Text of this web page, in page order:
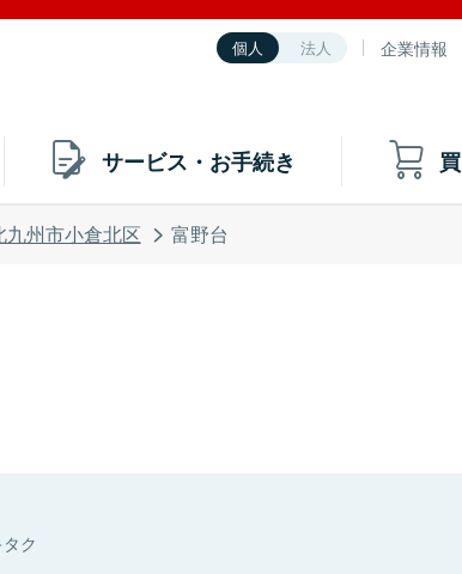
個人 法人 企業情報
サービス・お手続き
九州市小倉北区 富野台
ク